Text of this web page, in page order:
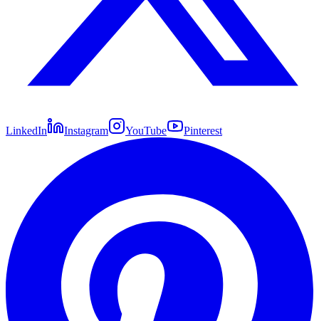
LinkedIn Instagram YouTube Pinterest